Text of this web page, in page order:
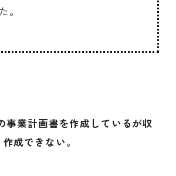
。
業計画書を作成しているが収
成できない。